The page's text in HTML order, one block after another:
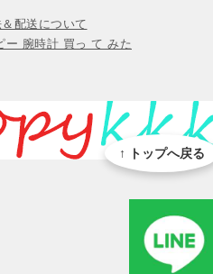
配送について
ー 腕時計 買っ て みた
↑ トップへ戻る